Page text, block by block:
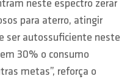
neste espectro zerar
para aterro, atingir
ser autossuficiente neste
30% o consumo
metas”, reforça o